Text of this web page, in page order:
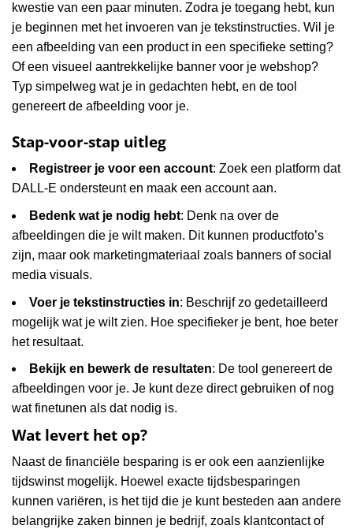
kwestie van een paar minuten. Zodra je toegang hebt, kun
je beginnen met het invoeren van je tekstinstructies. Wil je
een afbeelding van een product in een specifieke setting?
Of een visueel aantrekkelijke banner voor je webshop?
Typ simpelweg wat je in gedachten hebt, en de tool
genereert de afbeelding voor je.
Stap-voor-stap uitleg
Registreer je voor een account: Zoek een platform dat
DALL-E ondersteunt en maak een account aan.
Bedenk wat je nodig hebt: Denk na over de
afbeeldingen die je wilt maken. Dit kunnen productfoto’s
zijn, maar ook marketingmateriaal zoals banners of social
media visuals.
Voer je tekstinstructies in: Beschrijf zo gedetailleerd
mogelijk wat je wilt zien. Hoe specifieker je bent, hoe beter
het resultaat.
Bekijk en bewerk de resultaten: De tool genereert de
afbeeldingen voor je. Je kunt deze direct gebruiken of nog
wat finetunen als dat nodig is.
Wat levert het op?
Naast de financiële besparing is er ook een aanzienlijke
tijdswinst mogelijk. Hoewel exacte tijdsbesparingen
kunnen variëren, is het tijd die je kunt besteden aan andere
belangrijke zaken binnen je bedrijf, zoals klantcontact of